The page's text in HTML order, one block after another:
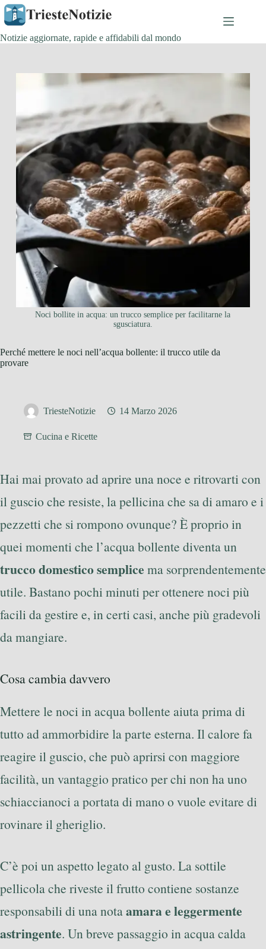
Salta
contenuto
Notizie aggiornate, rapide e affidabili dal mondo
Noci bollite in acqua: un trucco semplice per facilitarne la
sgusciatura.
Perché mettere le noci nell’acqua bollente: il trucco utile da
provare
TriesteNotizie 14 Marzo 2026
Cucina e Ricette
Hai mai provato ad aprire una noce e ritrovarti con
il guscio che resiste, la pellicina che sa di amaro e i
pezzetti che si rompono ovunque? È proprio in
quei momenti che l’acqua bollente diventa un
trucco domestico semplice ma sorprendentemente
utile. Bastano pochi minuti per ottenere noci più
facili da gestire e, in certi casi, anche più gradevoli
da mangiare.
Cosa cambia davvero
Mettere le noci in acqua bollente aiuta prima di
tutto ad ammorbidire la parte esterna. Il calore fa
reagire il guscio, che può aprirsi con maggiore
facilità, un vantaggio pratico per chi non ha uno
schiaccianoci a portata di mano o vuole evitare di
rovinare il gheriglio.
C’è poi un aspetto legato al gusto. La sottile
pellicola che riveste il frutto contiene sostanze
responsabili di una notaamara e leggermente
astringente. Un breve passaggio in acqua calda